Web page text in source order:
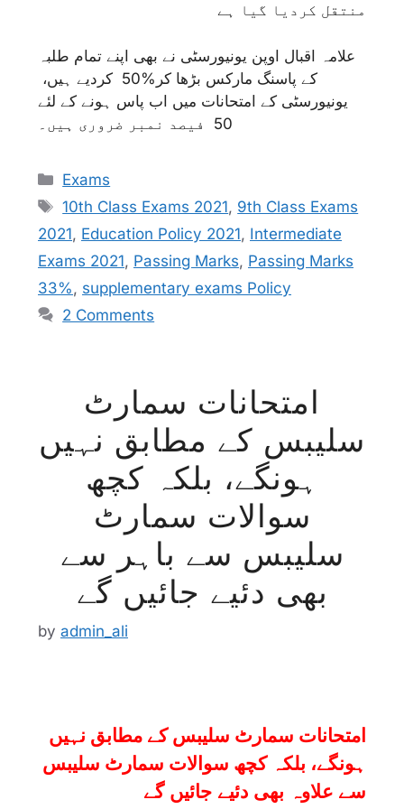
منتقل کردیا گیا ہے
علامہ اقبال اوپن یونیورسٹی نے بھی اپنے تمام طلبہ
کے پاسنگ مارکس بڑھا کر %50
کردیے ہیں،
یونیورسٹی کے امتحانات میں اب پاس ہونے کے لئے
50 فیصد نمبر ضروری ہیں۔
Categories
Exams
Tags
10th Class Exams 2021, 9th Class Exams
2021, Education Policy 2021, Intermediate
Exams 2021, Passing Marks, Passing Marks
33% , supplementary exams Policy
2 Comments
امتحانات سمارٹ
سلیبس کے مطابق نہیں
ہونگے، بلکہ کچھ
سوالات سمارٹ
سلیبس سے باہر سے
بھی دئیے جائیں گے
by admin_ali
ہونگے، بلکہ کچھ سوالات سمارٹ سلیبس
سے علاوہ بھی دئیے جائیں گے